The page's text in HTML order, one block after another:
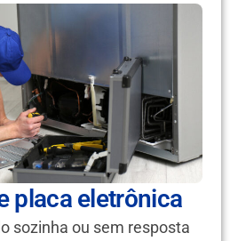
placa eletrônica
sozinha ou sem resposta